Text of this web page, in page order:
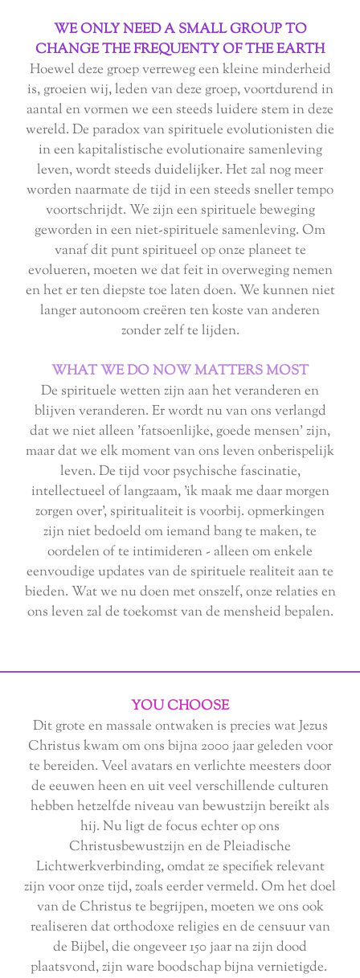
WE ONLY NEED A SMALL GROUP TO
CHANGE THE FREQUENTY OF THE EARTH
Hoewel deze groep verreweg een kleine minderheid
is, groeien wij, leden van deze groep, voortdurend in
aantal en vormen we een steeds luidere stem in deze
wereld. De paradox van spirituele evolutionisten die
in een kapitalistische evolutionaire samenleving
leven, wordt steeds duidelijker. Het zal nog meer
worden naarmate de tijd in een steeds sneller tempo
voortschrijdt. We zijn een spirituele beweging
geworden in een niet-spirituele samenleving. Om
vanaf dit punt spiritueel op onze planeet te
evolueren, moeten we dat feit in overweging nemen
en het er ten diepste toe laten doen. We kunnen niet
langer autonoom creëren ten koste van anderen
zonder zelf te lijden.
WHAT WE DO NOW MATTERS MOST
De spirituele wetten zijn aan het veranderen en
blijven veranderen. Er wordt nu van ons verlangd
dat we niet alleen 'fatsoenlijke, goede mensen' zijn,
maar dat we elk moment van ons leven onberispelijk
leven. De tijd voor psychische fascinatie,
intellectueel of langzaam, 'ik maak me daar morgen
zorgen over', spiritualiteit is voorbij. opmerkingen
zijn niet bedoeld om iemand bang te maken, te
oordelen of te intimideren - alleen om enkele
eenvoudige updates van de spirituele realiteit aan te
bieden. Wat we nu doen met onszelf, onze relaties en
ons leven zal de toekomst van de mensheid bepalen.
YOU CHOOSE
Dit grote en massale ontwaken is precies wat Jezus
Christus kwam om ons bijna 2000 jaar geleden voor
te bereiden. Veel avatars en verlichte meesters door
de eeuwen heen en uit veel verschillende culturen
hebben hetzelfde niveau van bewustzijn bereikt als
hij. Nu ligt de focus echter op ons
Christusbewustzijn en de Pleiadische
Lichtwerkverbinding, omdat ze specifiek relevant
zijn voor onze tijd, zoals eerder vermeld. Om het doel
van de Christus te begrijpen, moeten we ons ook
realiseren dat orthodoxe religies en de censuur van
de Bijbel, die ongeveer 150 jaar na zijn dood
plaatsvond, zijn ware boodschap bijna vernietigde.